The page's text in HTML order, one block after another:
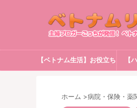
【ベトナム生活】お役立ち 【
ホーム >病院・保険・薬